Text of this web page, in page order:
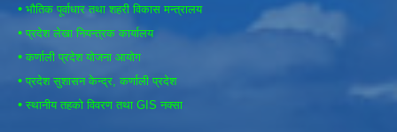
• भौतिक पूर्वाधार तथा शहरी विकास मन्त्रालय
• प्रदेश लेखा नियन्त्रक कार्यालय
• कर्णाली प्रदेश योजना आयोग
• प्रदेश सुशासन केन्द्र, कर्णाली प्रदेश
• स्थानीय तहको विवरण तथा GIS नक्सा